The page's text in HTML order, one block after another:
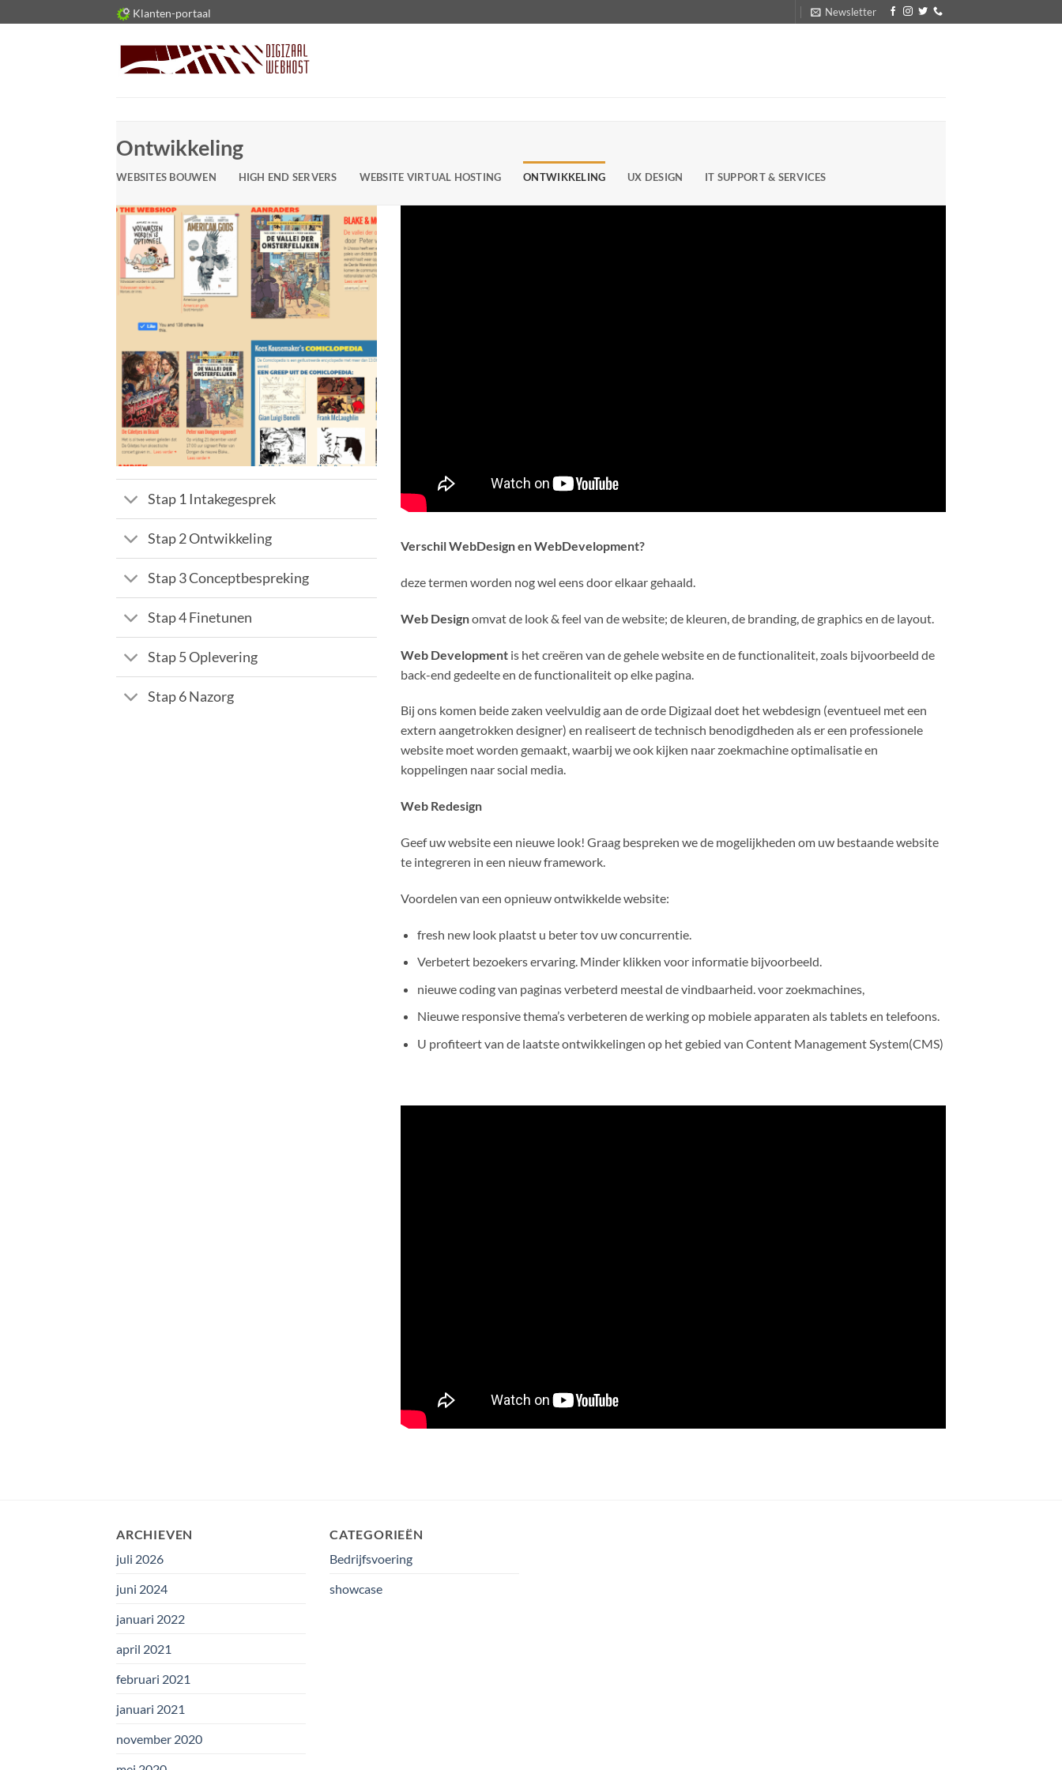
naar
Klanten-portaal Newsletter
Ontwikkeling
WEBSITES BOUWEN HIGH END SERVERS WEBSITE VIRTUAL HOSTING ONTWIKKELING UX DESIGN IT SUPPORT & SERVICES
Stap 1 Intakegesprek
Stap 2 Ontwikkeling
Stap 3 Conceptbespreking
Stap 4 Finetunen
Stap 5 Oplevering
Stap 6 Nazorg
Verschil WebDesign en WebDevelopment?
deze termen worden nog wel eens door elkaar gehaald.
Web Designomvat de look & feel van de website; de kleuren, de branding, de graphics en de layout.
Web Development is het creëren van de gehele website en de functionaliteit, zoals bijvoorbeeld de
back-end gedeelte en de functionaliteit op elke pagina.
Bij ons komen beide zaken veelvuldig aan de orde Digizaal doet het webdesign (eventueel met een
extern aangetrokken designer) en realiseert de technisch benodigdheden als er een professionele
website moet worden gemaakt, waarbij we ook kijken naar zoekmachine optimalisatie en
koppelingen naar social media.
Web Redesign
Geef uw website een nieuwe look! Graag bespreken we de mogelijkheden om uw bestaande website
te integreren in een nieuw framework.
Voordelen van een opnieuw ontwikkelde website:
fresh new look plaatst u beter tov uw concurrentie.
Verbetert bezoekers ervaring. Minder klikken voor informatie bijvoorbeeld.
nieuwe coding van paginas verbeterd meestal de vindbaarheid. voor zoekmachines,
Nieuwe responsive thema’s verbeteren de werking op mobiele apparaten als tablets en telefoons.
U profiteert van de laatste ontwikkelingen op het gebied van Content Management System(CMS)
ARCHIEVEN
juli 2026
juni 2024
januari 2022
april 2021
februari 2021
januari 2021
november 2020
CATEGORIEËN
Bedrijfsvoering
showcase